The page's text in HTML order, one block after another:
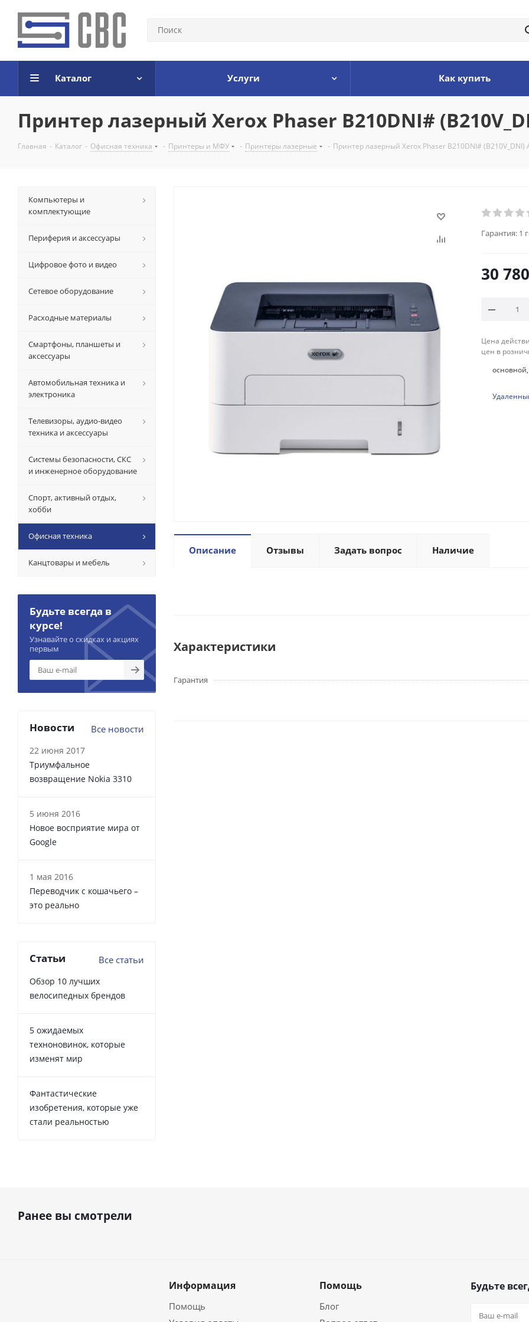
Каталог Услуги Как купить
Принтер лазерный Xerox Phaser B210DNI#
Главная - Каталог - Офисная техника - Принтеры и МФУ - Принтеры лазерные - Принтер лазерный Xerox Phaser B210DNI# (B210V_DNI)
Гарантия: 1
30 780
Цена
цен в
Описание Отзывы Задать вопрос Наличие
Характеристики
Гарантия
Компьютеры и
комплектующие
Периферия и аксессуары
Цифровое фото и видео
Сетевое оборудование
Расходные материалы
Смартфоны, планшеты и
аксессуары
Автомобильная техника и
электроника
Телевизоры, аудио-видео
техника и аксессуары
Системы безопасности, СКС
и инженерное оборудование
Спорт, активный отдых,
хобби
Офисная техника
Канцтовары и мебель
Будьте всегда в
курсе!
Узнавайте о скидках и акциях
первым
Новости Все новости
22 июня 2017
Триумфальное
возвращение Nokia 3310
5 июня 2016
Новое восприятие мира от
Google
1 мая 2016
Переводчик с кошачьего –
это реально
Статьи Все статьи
Обзор 10 лучших
велосипедных брендов
5 ожидаемых
техноновинок, которые
изменят мир
Фантастические
изобретения, которые уже
стали реальностью
Ранее вы смотрели
Информация
Помощь
Помощь
Блог
Будьте